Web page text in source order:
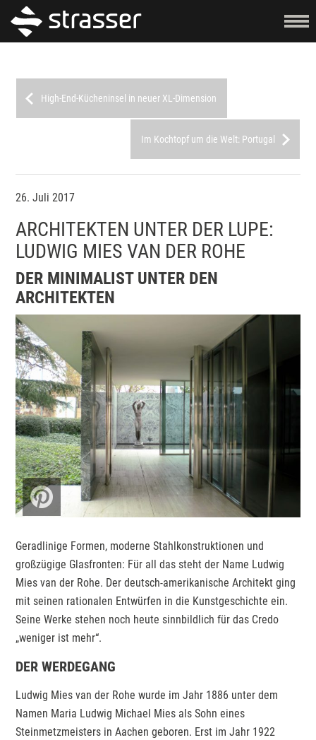
High-End-Kücheninsel in neuer XL-Dimension
Im Kochtopf um die Welt: Portugal
26. Juli 2017
ARCHITEKTEN UNTER DER LUPE:
LUDWIG MIES VAN DER ROHE
DER MINIMALIST UNTER DEN
ARCHITEKTEN
Geradlinige Formen, moderne Stahlkonstruktionen und
großzügige Glasfronten: Für all das steht der Name Ludwig
Mies van der Rohe. Der deutsch-amerikanische Architekt ging
mit seinen rationalen Entwürfen in die Kunstgeschichte ein.
Seine Werke stehen noch heute sinnbildlich für das Credo
„weniger ist mehr“.
DER WERDEGANG
Ludwig Mies van der Rohe wurde im Jahr 1886 unter dem
Namen Maria Ludwig Michael Mies als Sohn eines
Steinmetzmeisters in Aachen geboren. Erst im Jahr 1922